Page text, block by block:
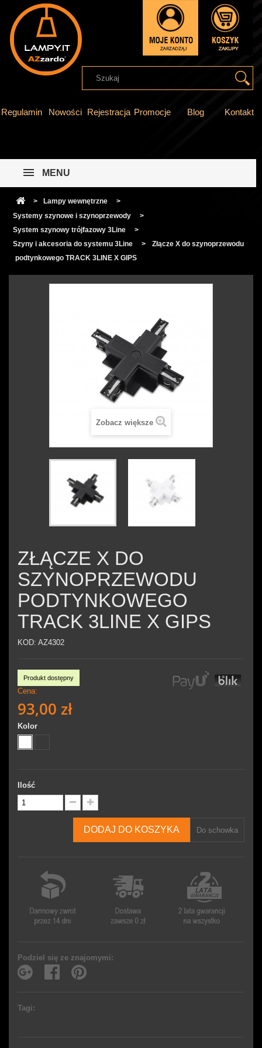
Regulamin Nowości Rejestracja Promocje Blog Kontakt
MENU
> Lampy wewnętrzne
>
Systemy szynowe i szynoprzewody
>
System szynowy trójfazowy 3Line
>
Szyny i akcesoria do systemu 3Line
>
Złącze X do szynoprzewodu
podtynkowego TRACK 3LINE X GIPS
Zobacz większe
ZŁĄCZE X DO
SZYNOPRZEWODU
PODTYNKOWEGO
TRACK 3LINE X GIPS
KOD: AZ4302
Produkt dostępny
Cena:
93,00 zł
Kolor
Ilość
DODAJ DO KOSZYKA Do schowka
Podziel się ze znajomymi:
Tagi: